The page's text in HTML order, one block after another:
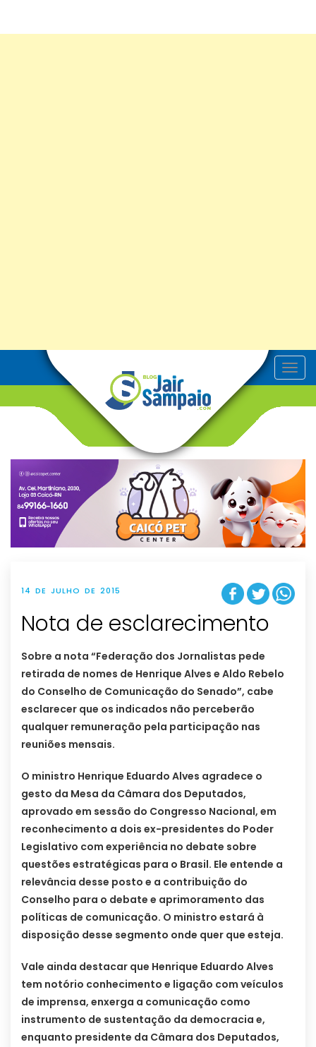
T
o
v
g
t
i
o
n
14 DE JULHO DE 2015
Nota de esclarecimento
Sobre a nota “Federação dos Jornalistas pede
retirada de nomes de Henrique Alves e Aldo Rebelo
do Conselho de Comunicação do Senado”, cabe
esclarecer que os indicados não perceberão
qualquer remuneração pela participação nas
reuniões mensais.
O ministro Henrique Eduardo Alves agradece o
gesto da Mesa da Câmara dos Deputados,
aprovado em sessão do Congresso Nacional, em
reconhecimento a dois ex-presidentes do Poder
Legislativo com experiência no debate sobre
questões estratégicas para o Brasil. Ele entende a
relevância desse posto e a contribuição do
Conselho para o debate e aprimoramento das
políticas de comunicação. O ministro estará à
disposição desse segmento onde quer que esteja.
Vale ainda destacar que Henrique Eduardo Alves
tem notório conhecimento e ligação com veículos
de imprensa, enxerga a comunicação como
instrumento de sustentação da democracia e,
enquanto presidente da Câmara dos Deputados,